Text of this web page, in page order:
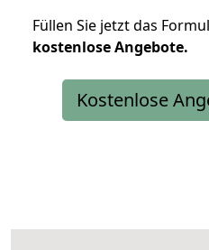
Füllen Sie jetzt das
kostenloseAngebote.
Kostenlose